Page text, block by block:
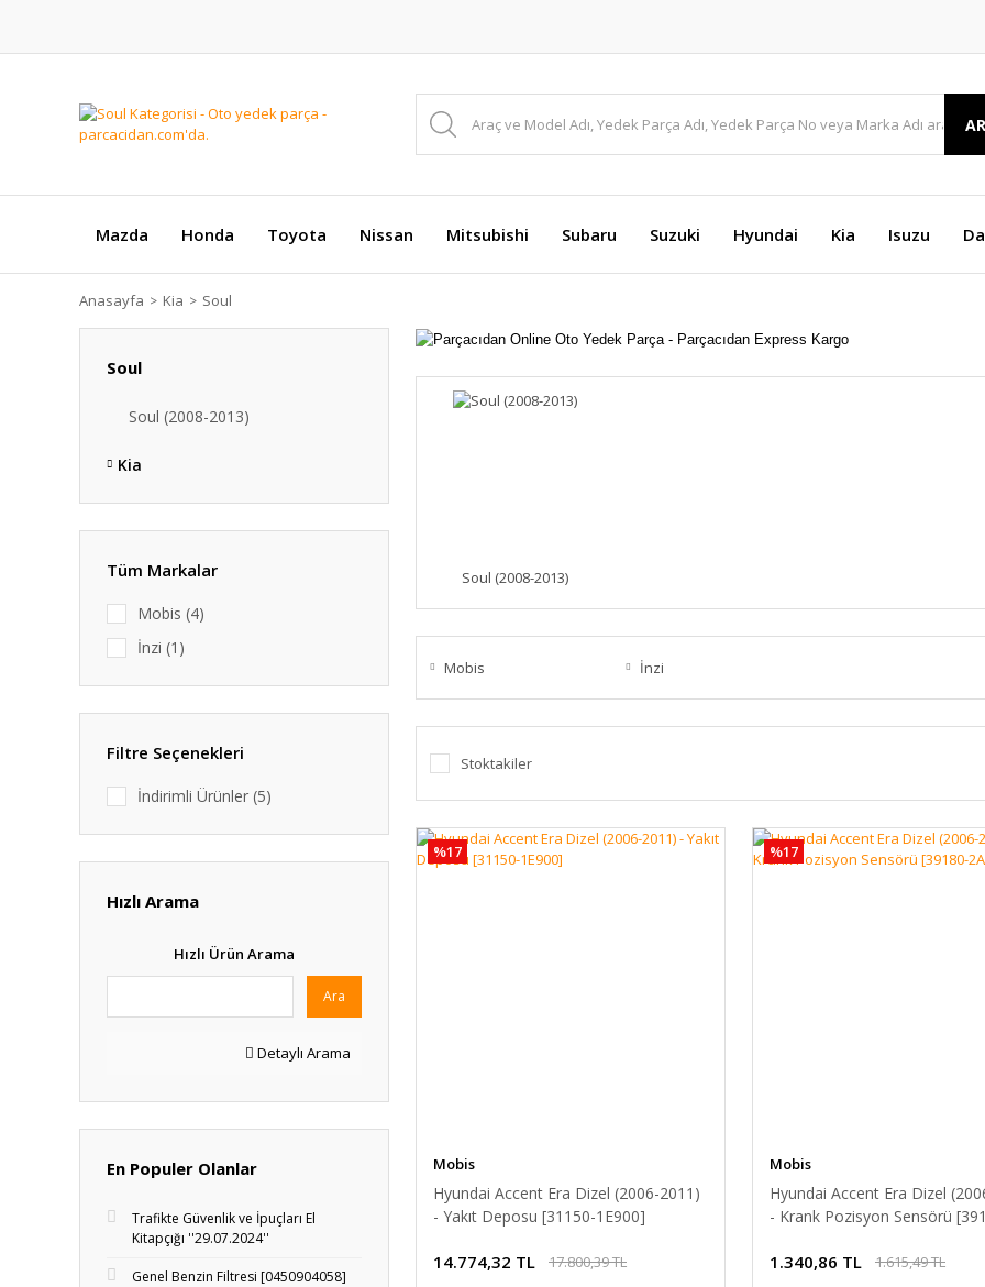
Mazda Honda Toyota Nissan Mitsubishi Subaru Suzuki Hyundai Kia Isuzu
Anasayfa Kia Soul
Soul
Soul (2008-2013)
Kia
Tüm Markalar
Mobis (4)
İnzi (1)
Filtre Seçenekleri
İndirimli Ürünler (5)
Hızlı Arama
Hızlı Ürün Arama
Ara
Detaylı Arama
En Populer Olanlar
Trafikte Güvenlik ve İpuçları El
Kitapçığı ''29.07.2024''
Genel Benzin Filtresi [0450904058]
Soul (2008-2013)
Mobis İnzi
Stoktakiler
%17
Mobis
Hyundai Accent Era Dizel (2006-2011)
- Yakıt Deposu [31150-1E900]
14.774,32 TL 17.800,39 TL
%17
Mobis
Hyundai Accent Era Dizel
- Krank Pozisyon Sensörü
1.340,86 TL 1.615,49 TL